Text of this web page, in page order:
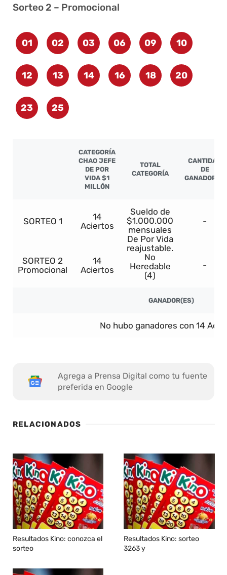
Sorteo 2 – Promocional
01 02 03 06 09 10
12 13 14 16 18 20
23 25
CATEGORÍA
CHAO JEFE
DE POR
VIDA $1
MILLÓN
TOTAL
CATEGORÍA
CANTIDAD
DE
GANADORES
SORTEO 1
14
Aciertos
Sueldo de
$1.000.000
mensuales
De Por Vida
reajustable.
No
Heredable
(4)
-
SORTEO 2
Promocional
14
Aciertos
-
GANADOR(ES)
No hubo ganadores con 14
Agrega a Prensa Digital como tu fuente
preferida en Google
RELACIONADOS
Resultados Kino: conozca el
sorteo
Resultados Kino: sorteo
3263 y